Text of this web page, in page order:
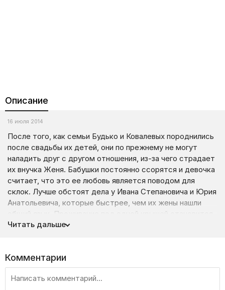
Описание
16 июля 2014
После того, как семьи Будько и Ковалевых породнились
после свадьбы их детей, они по прежнему не могут
наладить друг с другом отношения, из-за чего страдает
их внучка Женя. Бабушки постоянно ссорятся и девочка
считает, что это ее любовь является поводом для
склок. Лучше обстоят дела у Ивана Степановича и Юрия
Анатольевича, которые быстрее, чем их жены нашли
общий язык. Проживание под одной крышей становится
местом вечных баталий и с этим определенно нужно
Читать дальше
Комментарии